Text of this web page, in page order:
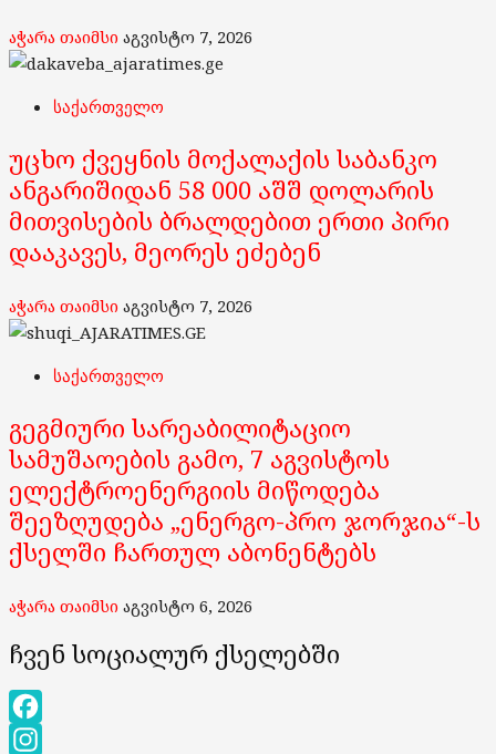
აჭარა თაიმსი აგვისტო 7, 2026
საქართველო
უცხო ქვეყნის მოქალაქის საბანკო
ანგარიშიდან 58 000 აშშ დოლარის
მითვისების ბრალდებით ერთი პირი
დააკავეს, მეორეს ეძებენ
აჭარა თაიმსი აგვისტო 7, 2026
საქართველო
გეგმიური სარეაბილიტაციო
სამუშაოების გამო, 7 აგვისტოს
ელექტროენერგიის მიწოდება
შეეზღუდება „ენერგო-პრო ჯორჯია“-ს
ქსელში ჩართულ აბონენტებს
აჭარა თაიმსი აგვისტო 6, 2026
ჩვენ სოციალურ ქსელებში
Facebook